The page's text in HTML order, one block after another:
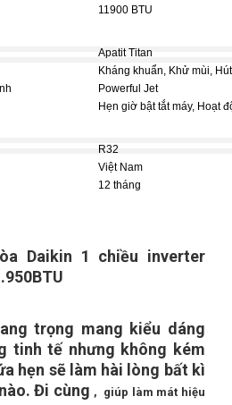
11900 BTU
Apatit Titan
Kháng khuẩn, Khử mùi,
Powerful Jet
Hẹn giờ bật tắt máy, Hoạt
R32
Việt Nam
12 tháng
Daikin 1 chiều inverter
trọng mang kiểu dáng
tinh tế nhưng không kém
hẹn sẽ làm hài lòng bất kì
Đi cùng , giúp làm mát hiệu